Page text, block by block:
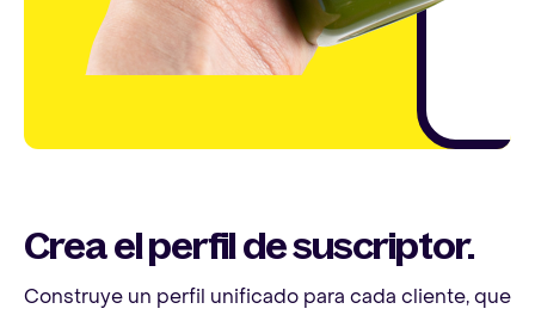
Crea el perfil de suscriptor.
Construye un perfil unificado para cada cliente, que